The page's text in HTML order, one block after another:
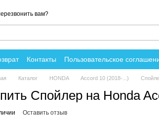
вам?
Контакты Пользовательское
Каталог HONDA Accord 10 (2018-...)
Спойлер на Honda
Оставить отзыв